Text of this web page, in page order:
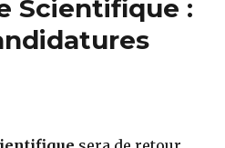
Scientifique :